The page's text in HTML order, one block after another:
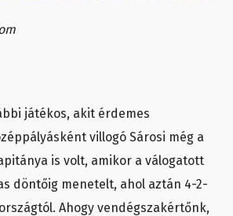
játékos, akit érdemes
villogó Sárosi még a
is volt, amikor a válogatott
döntőig menetelt, ahol aztán 4-2-
Ahogy vendégszakértőnk,